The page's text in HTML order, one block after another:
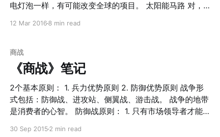
远大于Scalability。 所以，对于细分领域，你可以选择
的成长，但千万不要盲目的扩张规模。 那什么领域是可以
走规模化的呢？ 1. 已经算清楚了CAC（用户获得成本）和
CLV（用户终身价值）。比如对于京东、Amazon来说多
一个用户，就多一份营收
电灯泡一样，有可能改变全球的项目。 太阳能马路 对，
板。他们给出了计算，理论上全美覆盖这样的马路之后，
可以产生3倍于现在消耗量的电能！ 这意味着什么？如果
仅仅是美国的马路都用上了这种材料，同时把全世界所有
的电厂都关闭，它的发电量都可以够80%的全球人民使
用！ 当然，再脑洞一下，所有马路都能发电了之后，结合
无线充电技术，是不是所有的汽车都可以告别石油，告别
路是这样的： 灰尘漫天，道路坑坑洼洼，修整一条路，连
12 Mar 2016 8 min read
商战
《商战》笔记
2个基本原则： 1. 兵力优势原则 2. 防御优势原则 战争形
式包括：防御战、进攻站、侧翼战、游击战。 战争的地带
是消费者的心智。 防御战原则： 1. 只有市场领导者才能
以封锁 进攻战原则： 1. 领导者位置的强势是重要的考量
30 Sep 2015 2 min read